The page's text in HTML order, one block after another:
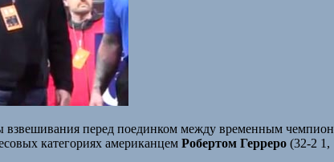
перед поединком между временным
категориях американцем Робертом Герреро (32-2